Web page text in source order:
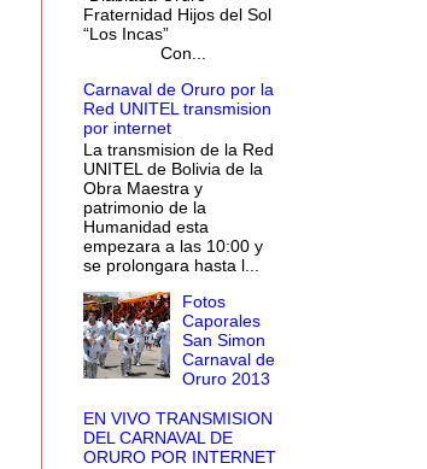
Fraternidad Hijos del Sol
“Los Incas”
Con...
Carnaval de Oruro por la
Red UNITEL transmision
por internet
La transmision de la Red
UNITEL de Bolivia de la
Obra Maestra y
patrimonio de la
Humanidad esta
empezara a las 10:00 y
se prolongara hasta l...
Fotos
Caporales
San Simon
Carnaval de
Oruro 2013
EN VIVO TRANSMISION
DEL CARNAVAL DE
ORURO POR INTERNET